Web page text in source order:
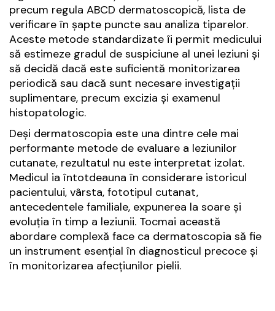
precum regula ABCD dermatoscopică, lista de
verificare în șapte puncte sau analiza tiparelor.
Aceste metode standardizate îi permit medicului
să estimeze gradul de suspiciune al unei leziuni și
să decidă dacă este suficientă monitorizarea
periodică sau dacă sunt necesare investigații
suplimentare, precum excizia și examenul
histopatologic.
Deși dermatoscopia este una dintre cele mai
performante metode de evaluare a leziunilor
cutanate, rezultatul nu este interpretat izolat.
Medicul ia întotdeauna în considerare istoricul
pacientului, vârsta, fototipul cutanat,
antecedentele familiale, expunerea la soare și
evoluția în timp a leziunii. Tocmai această
abordare complexă face ca dermatoscopia să fie
un instrument esențial în diagnosticul precoce și
în monitorizarea afecțiunilor pielii.